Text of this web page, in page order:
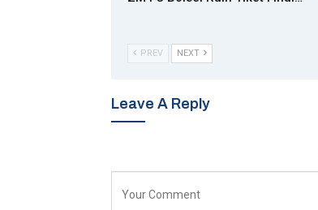
PREV NEXT
Leave A Reply